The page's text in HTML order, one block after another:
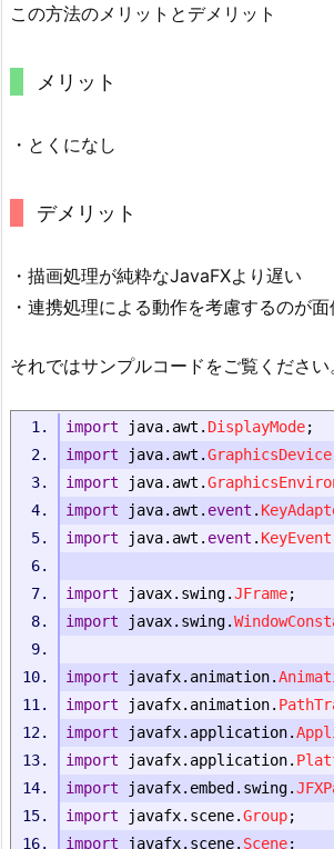
この方法のメリットとデメリット
メリット
・とくになし
デメリット
・描画処理が純粋なJavaFXより遅い
・連携処理による動作を考慮するのが面
それではサンプルコードをご覧ください
import java. awt . DisplayMode;
import java. awt .GraphicsDevice
import java. awt .
import java. awt . event .
import java. awt . event . KeyEvent
import javax. swing.JFrame;
import javax. swing.
import javafx. animation.
import javafx. animation.
import javafx. application.
import javafx. application.
import javafx. embed . swing.
import javafx. scene.Group;
import javafx. scene. Scene;